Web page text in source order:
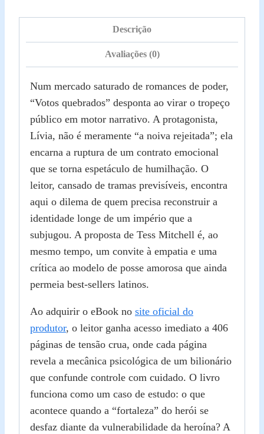
Descrição
Avaliações (0)
Num mercado saturado de romances de poder,
“Votos quebrados” desponta ao virar o tropeço
público em motor narrativo. A protagonista,
Lívia, não é meramente “a noiva rejeitada”; ela
encarna a ruptura de um contrato emocional
que se torna espetáculo de humilhação. O
leitor, cansado de tramas previsíveis, encontra
aqui o dilema de quem precisa reconstruir a
identidade longe de um império que a
subjugou. A proposta de Tess Mitchell é, ao
mesmo tempo, um convite à empatia e uma
crítica ao modelo de posse amorosa que ainda
permeia best‑sellers latinos.
Ao adquirir o eBook no site oficial do
produtor, o leitor ganha acesso imediato a 406
páginas de tensão crua, onde cada página
revela a mecânica psicológica de um bilionário
que confunde controle com cuidado. O livro
funciona como um caso de estudo: o que
acontece quando a “fortaleza” do herói se
desfaz diante da vulnerabilidade da heroína? A